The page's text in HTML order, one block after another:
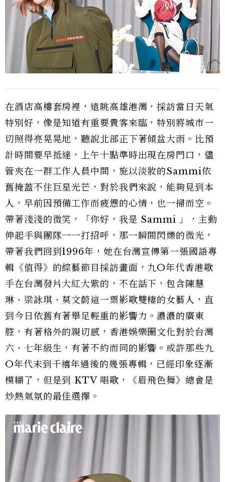
在酒店高樓套房裡，遠眺高雄港灣，採訪當日天氣
特別好，像是知道有重要貴客來臨，特別將城市一
切照得亮晃晃地，聽說北部正下著傾盆大雨。比預
計時間要早抵達，上午十點準時出現在房門口，儘
管夾在一群工作人員中間，施以淡妝的Sammi依
舊掩蓋不住巨星光芒，對於我們來說，能夠見到本
人，早前因預備工作而疲憊的心情，也一掃而空。
帶著淺淺的微笑，「你好，我是 Sammi 」，主動
伸起手與團隊一一打招呼，那一瞬間閃爍的微光，
帶著我們回到1996年，她在台灣宣傳第一張國語專
輯《值得》的綜藝節目採訪畫面，九O年代香港歌
手在台灣發片大紅大紫的，不在話下，包含陳慧
琳、梁詠琪、莫文蔚這一票影歌雙棲的女藝人，直
到今日依舊有著舉足輕重的影響力。濃濃的廣東
腔，有著格外的親切感，香港娛樂圈文化對於台灣
六、七年級生，有著不約而同的影響。或許那些九
O年代末到千禧年過後的幾張專輯，已經印象逐漸
模糊了，但是到 KTV 唱歌，《眉飛色舞》總會是
炒熱氣氛的最佳選擇。